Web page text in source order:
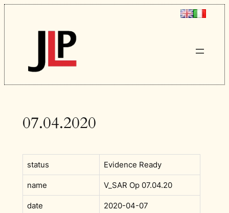
Vai
al
contenuto
07.04.2020
status Evidence Ready
name V_SAR Op 07.04.20
date 2020-04-07